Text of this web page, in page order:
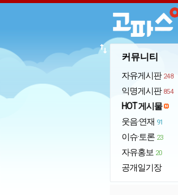
커뮤니티
자유게시판 248
익명게시판 854
HOT 게시물
웃음·연재 91
이슈·토론 23
자유홍보 20
공개일기장
import_export